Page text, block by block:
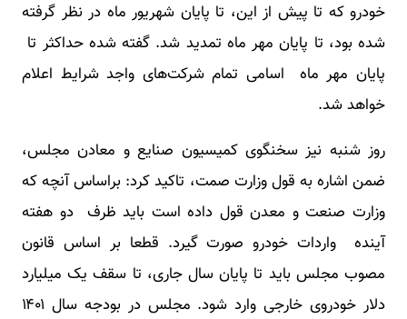
خودرو که تا پیش از این، تا پایان شهریور ماه در نظر گرفته
شده بود، تا پایان مهر ماه تمدید شد. گفته شده حداکثر تا
پایان مهر ماه اسامی تمام شرکت‌های واجد شرایط اعلام
خواهد شد.
روز شنبه نیز سخنگوی کمیسیون صنایع و معادن مجلس،
ضمن اشاره به قول وزارت صمت، تاکید کرد: براساس آنچه که
وزارت صنعت و معدن قول داده است باید ظرف دو هفته
آینده واردات خودرو صورت گیرد. قطعا بر اساس قانون
مصوب مجلس باید تا پایان سال جاری، تا سقف یک میلیارد
دلار خودروی خارجی وارد شود. مجلس در بودجه سال ۱۴۰۱